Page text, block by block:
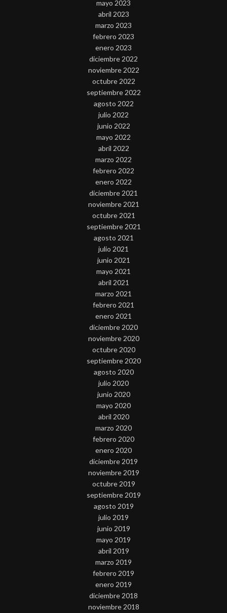
mayo 2023
abril 2023
marzo 2023
febrero 2023
enero 2023
diciembre 2022
noviembre 2022
octubre 2022
septiembre 2022
agosto 2022
julio 2022
junio 2022
mayo 2022
abril 2022
marzo 2022
febrero 2022
enero 2022
diciembre 2021
noviembre 2021
octubre 2021
septiembre 2021
agosto 2021
julio 2021
junio 2021
mayo 2021
abril 2021
marzo 2021
febrero 2021
enero 2021
diciembre 2020
noviembre 2020
octubre 2020
septiembre 2020
agosto 2020
julio 2020
junio 2020
mayo 2020
abril 2020
marzo 2020
febrero 2020
enero 2020
diciembre 2019
noviembre 2019
octubre 2019
septiembre 2019
agosto 2019
julio 2019
junio 2019
mayo 2019
abril 2019
marzo 2019
febrero 2019
enero 2019
diciembre 2018
noviembre 2018